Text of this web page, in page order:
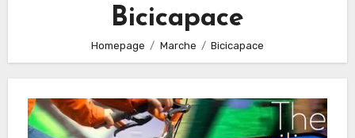
Bicicapace
Homepage Marche Bicicapace